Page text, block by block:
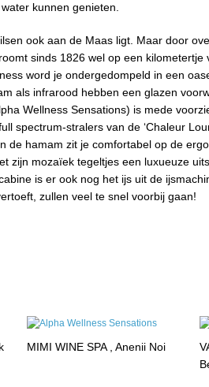
kunnen genieten.
ook aan de Maas ligt. Maar door
sinds 1826 wel op een
word je ondergedompeld in een
als infrarood hebben een glazen
Wellness Sensations) is mede
spectrum-stralers van de ‘Chaleur
hamam zit je comfortabel op de
zijn mozaïek tegeltjes een luxueuze
is er ook nog het ijs uit de
zullen veel te snel voorbij gaan!
MIMI WINE SPA , Anenii Noi